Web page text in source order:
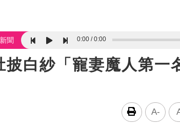
聞 0:00 0:00
白紗「寵妻魔人第一
A-